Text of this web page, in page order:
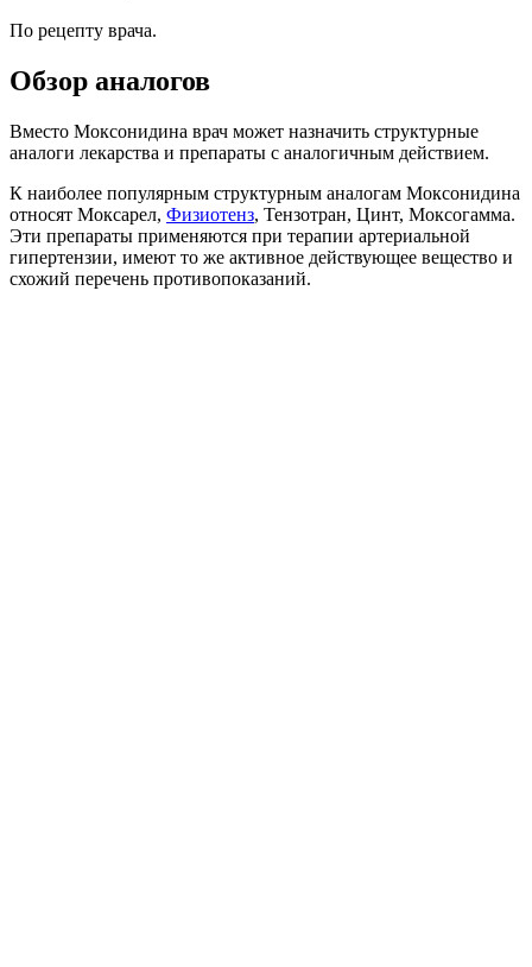
По рецепту врача.
Обзор аналогов
Вместо Моксонидина врач может назначить структурные
аналоги лекарства и препараты с аналогичным действием.
К наиболее популярным структурным аналогам Моксонидина
относят Моксарел, Физиотенз, Тензотран, Цинт, Моксогамма.
Эти препараты применяются при терапии артериальной
гипертензии, имеют то же активное действующее вещество и
схожий перечень противопоказаний.